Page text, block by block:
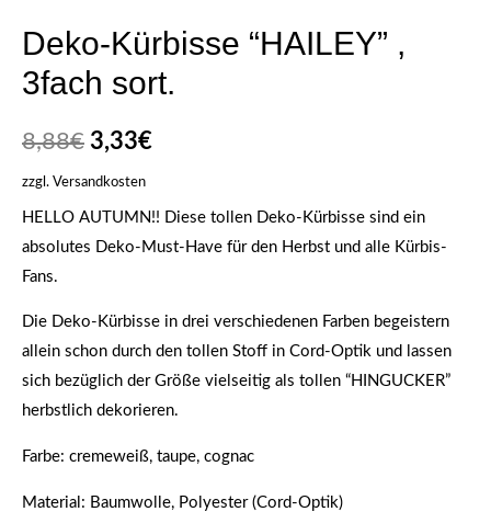
Deko-Kürbisse “HAILEY” ,
3fach sort.
8,88€ 3,33€
zzgl. Versandkosten
HELLO AUTUMN!! Diese tollen Deko-Kürbisse sind ein
absolutes Deko-Must-Have für den Herbst und alle Kürbis-
Fans.
Die Deko-Kürbisse in drei verschiedenen Farben begeistern
allein schon durch den tollen Stoff in Cord-Optik und lassen
sich bezüglich der Größe vielseitig als tollen “HINGUCKER”
herbstlich dekorieren.
Farbe: cremeweiß, taupe, cognac
Material: Baumwolle, Polyester (Cord-Optik)